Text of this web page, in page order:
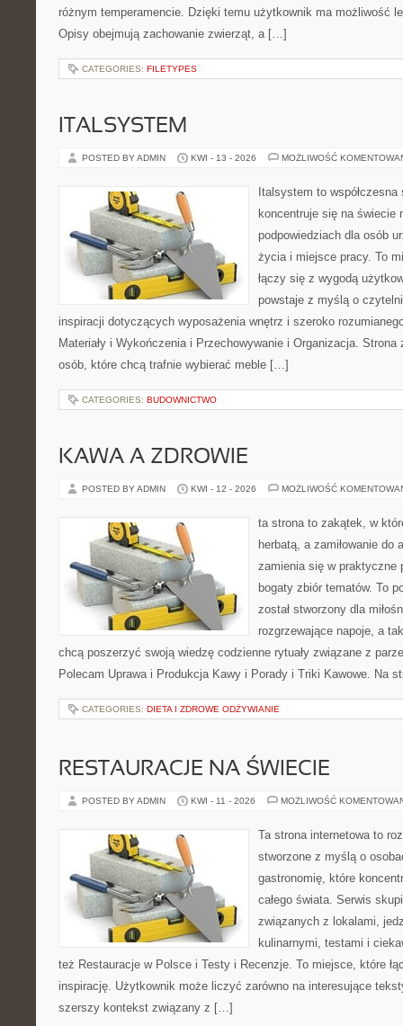
różnym temperamencie. Dzięki temu użytkownik ma możliwość
Opisy obejmują zachowanie zwierząt, a […]
CATEGORIES: FILETYPES
ITALSYSTEM
POSTED BY ADMIN KWI - 13 - 2026 MOŻLIWOŚĆ
Italsystem to
koncentruje się na świecie
podpowiedziach dla osób
życia i miejsce pracy. To
łączy się z wygodą
powstaje z myślą o
inspiracji dotyczących wyposażenia wnętrz i szeroko
Materiały i Wykończenia i Przechowywanie i Organizacja. Strona
osób, które chcą trafnie wybierać meble […]
CATEGORIES: BUDOWNICTWO
KAWA A ZDROWIE
POSTED BY ADMIN KWI - 12 - 2026 MOŻLIWOŚĆ
ta strona to zakątek, w
herbatą, a zamiłowanie do
zamienia się w praktyczne
bogaty zbiór tematów. To
został stworzony dla
rozgrzewające napoje, a
chcą poszerzyć swoją wiedzę codzienne rytuały związane z
Polecam Uprawa i Produkcja Kawy i Porady i Triki Kawowe. Na
CATEGORIES: DIETA I ZDROWE ODŻYWIANIE
RESTAURACJE NA ŚWIECIE
POSTED BY ADMIN KWI - 11 - 2026 MOŻLIWOŚĆ
Ta strona internetowa to
stworzone z myślą o
gastronomię, które
całego świata. Serwis
związanych z lokalami,
kulinarnymi, testami i
też Restauracje w Polsce i Testy i Recenzje. To miejsce, które
inspirację. Użytkownik może liczyć zarówno na interesujące
szerszy kontekst związany z […]